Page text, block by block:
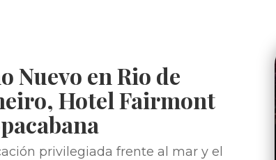
Nuevo en Rio de
Hotel Fairmont
privilegiada frente al mar y el